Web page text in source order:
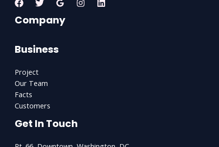
Company
Business
Project
Our Team
Facts
Customers
Get In Touch